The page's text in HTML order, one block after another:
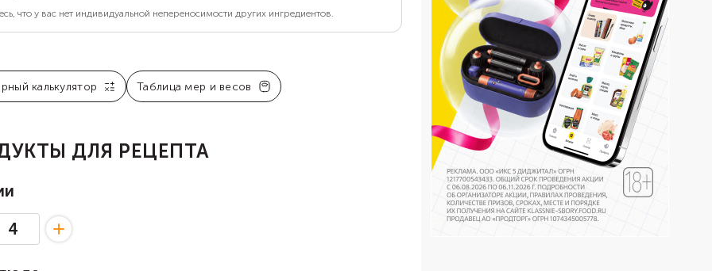
что у вас нет индивидуальной непереносимости других ингредиентов.
калькулятор Таблица мер и весов
ДЛЯ РЕЦЕПТА